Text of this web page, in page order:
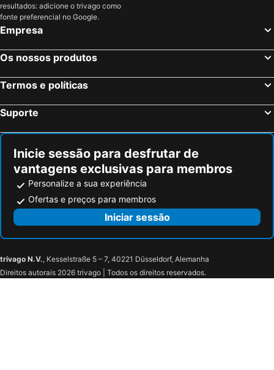
resultados: adicione o trivago como
fonte preferencial no Google.
Empresa
Os nossos produtos
Termos e políticas
Suporte
Inicie sessão para desfrutar de
vantagens exclusivas para membros
Personalize a sua experiência
Ofertas e preços para membros
Iniciar sessão
trivago N.V., Kesselstraße 5 – 7, 40221 Düsseldorf, Alemanha
Direitos autorais 2026 trivago | Todos os direitos reservados.